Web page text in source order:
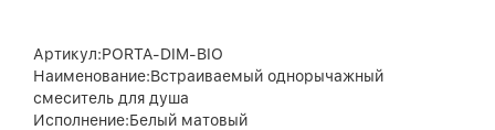
Артикул:PORTA-DIM-BIO
Наименование:Встраиваемый однорычажный
смеситель для душа
Исполнение:Белый матовый